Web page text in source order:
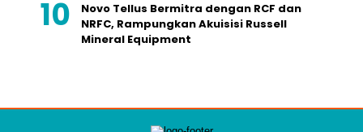
Novo Tellus Bermitra dengan RCF dan
NRFC, Rampungkan Akuisisi Russell
Mineral Equipment